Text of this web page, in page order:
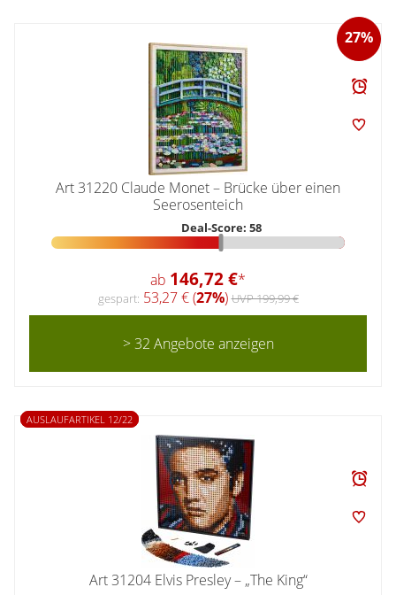
27%
Art 31220 Claude Monet – Brücke über einen
Seerosenteich
Deal-Score: 58
ab 146,72 €*
gespart: 53,27 € (27%)UVP 199,99 €
> 32 Angebote anzeigen
AUSLAUFARTIKEL 12/22
Art 31204 Elvis Presley – „The King“